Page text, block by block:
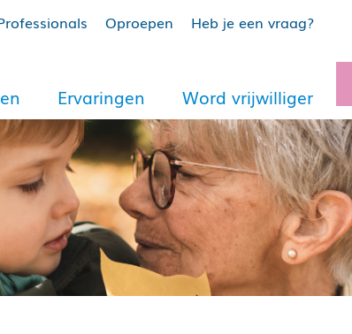
Oproepen Heb je een vraag?
Ervaringen Word vrijwilliger